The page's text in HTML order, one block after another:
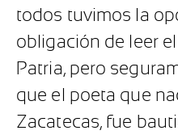
todos tuvimos la
obligación de leer
Patria, pero
que el poeta que
Zacatecas, fue